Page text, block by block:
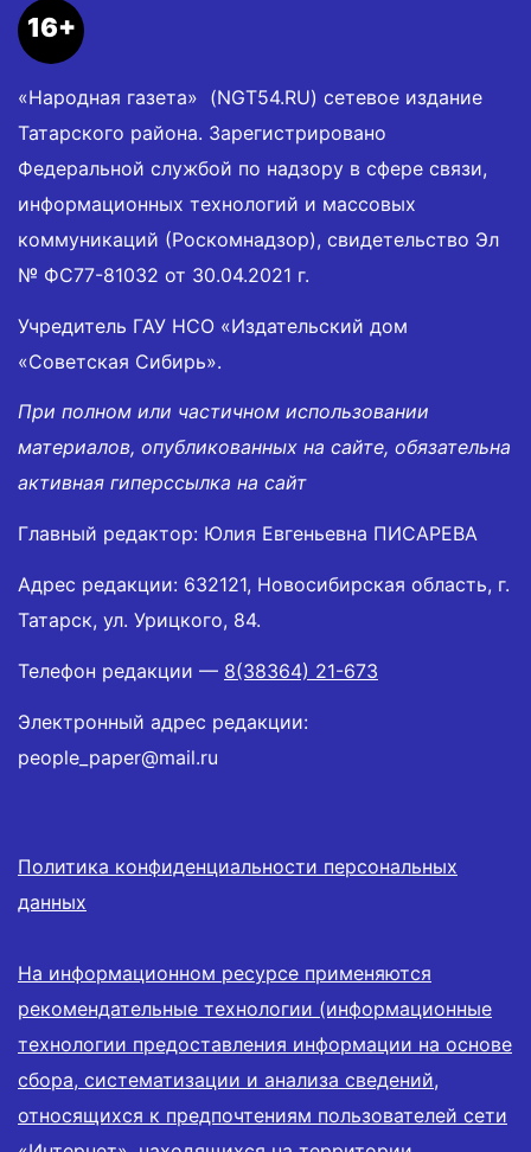
16+
«Народная газета» (NGT54.RU) сетевое издание
Татарского района. Зарегистрировано
Федеральной службой по надзору в сфере связи,
информационных технологий и массовых
коммуникаций (Роскомнадзор), свидетельство Эл
№ ФС77-81032 от 30.04.2021 г.
Учредитель ГАУ НСО «Издательский дом
«Советская Сибирь».
При полном или частичном использовании
материалов, опубликованных на сайте, обязательна
активная гиперссылка на сайт
Главный редактор: Юлия Евгеньевна ПИСАРЕВА
Адрес редакции: 632121, Новосибирская область, г.
Татарск, ул. Урицкого, 84.
Телефон редакции — 8(38364) 21-673
Электронный адрес редакции:
people_paper@mail.ru
Политика конфиденциальности персональных
данных
На информационном ресурсе применяются
рекомендательные технологии (информационные
технологии предоставления информации на основе
сбора, систематизации и анализа сведений,
относящихся к предпочтениям пользователей сети